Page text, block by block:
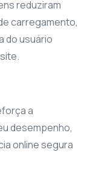
reduziram
carregamento,
do usuário
a
desempenho,
online segura